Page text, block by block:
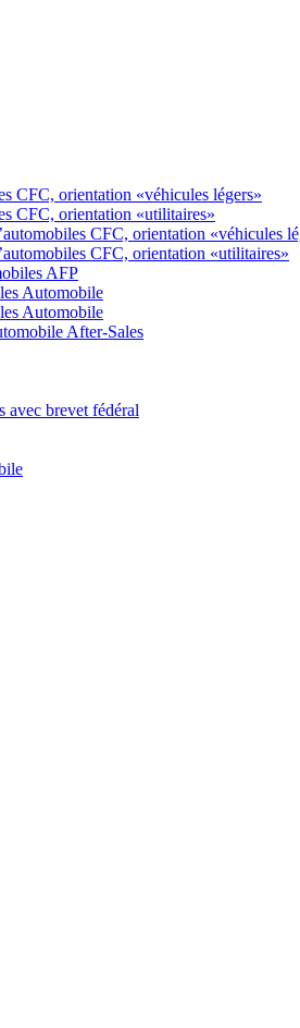
CFC, orientation «véhicules légers»
CFC, orientation «utilitaires»
CFC, orientation «véhicules
CFC, orientation «utilitaires»
AFP
Automobile
Automobile
After-Sales
avec brevet fédéral